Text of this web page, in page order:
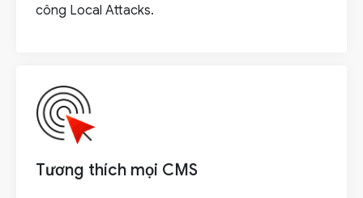
công Local Attacks.
Tương thích mọi CMS